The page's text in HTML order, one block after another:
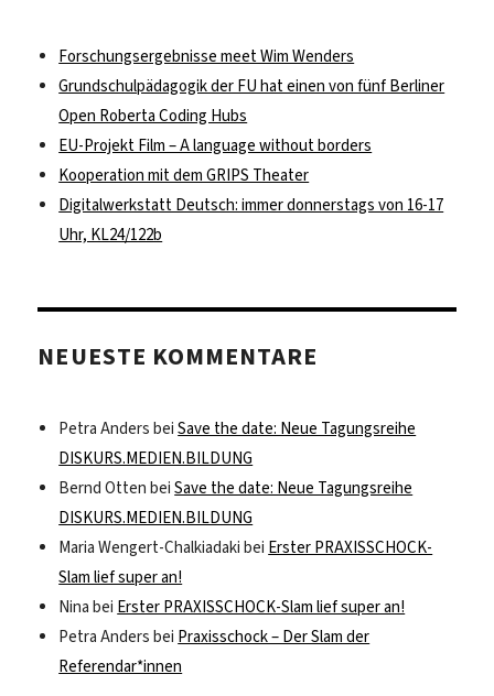
Forschungsergebnisse meet Wim Wenders
Grundschulpädagogik der FU hat einen von fünf Berliner
Open Roberta Coding Hubs
EU-Projekt Film – A language without borders
Kooperation mit dem GRIPS Theater
Digitalwerkstatt Deutsch: immer donnerstags von 16-17
Uhr, KL24/122b
NEUESTE KOMMENTARE
Petra Anders beiSave the date: Neue Tagungsreihe
DISKURS.MEDIEN.BILDUNG
Bernd Otten beiSave the date: Neue Tagungsreihe
DISKURS.MEDIEN.BILDUNG
Maria Wengert-Chalkiadaki bei Erster PRAXISSCHOCK-
Slam lief super an!
Nina bei Erster PRAXISSCHOCK-Slam lief super an!
Petra Anders bei Praxisschock – Der Slam der
Referendar*innen